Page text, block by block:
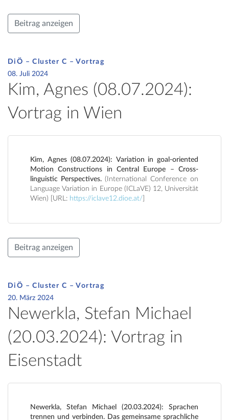
Beitrag anzeigen
DiÖ – Cluster C – Vortrag
08. Juli 2024
Kim, Agnes (08.07.2024):
Vortrag in Wien
Kim, Agnes (08.07.2024): Variation in goal-oriented
Motion Constructions in Central Europe – Cross-
linguistic Perspectives. (International Conference on
Language Variation in Europe (ICLaVE) 12, Universität
Wien) [URL: https://iclave12.dioe.at/
Beitrag anzeigen
DiÖ – Cluster C – Vortrag
20. März 2024
Newerkla, Stefan Michael
(20.03.2024): Vortrag in
Eisenstadt
Newerkla, Stefan Michael (20.03.2024): Sprachen
trennen und verbinden. Das gemeinsame sprachliche